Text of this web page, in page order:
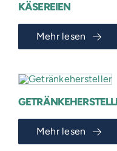
KÄSEREIEN
Mehr lesen
Mehr lesen